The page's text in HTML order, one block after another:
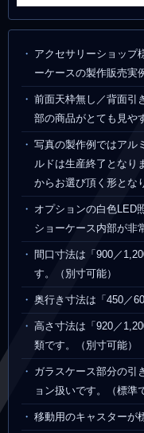
アクセサリーショップ
ーケースの製作販売実
前面天枠無し／背面引
部の商品がとても見や
写真の製作例ではアル
ルドは生産終了となり
からお選び頂く形とな
オプションの白色LED
ショーケース内部が非
間口寸法は「900／
す。（別寸可能）
奥行き寸法は「450／
高さ寸法は「920／
類です。（別寸可能）
ガラスケース部分の引
ョン扱いです。（標準
移動用のキャスターが